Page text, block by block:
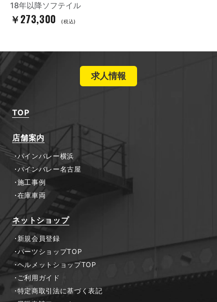
18年以降ソフテイル
￥273,300 (税込)
求人情報
TOP
店舗案内
パインバレー横浜
パインバレー名古屋
施工事例
在庫車両
ネットショップ
新規会員登録
パーツショップTOP
ヘルメットショップTOP
ご利用ガイド
特定商取引法に基づく表記